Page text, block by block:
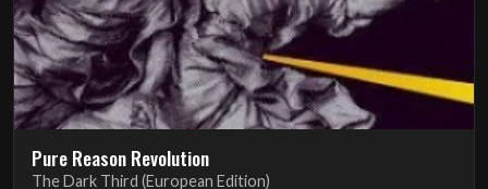
Pure Reason Revolution
The Dark Third (European Edition)